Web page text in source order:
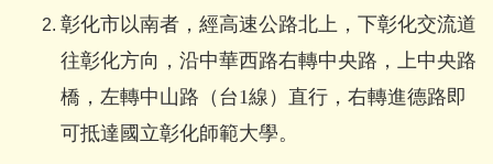
彰化市以南者，經高速公路北上，下彰化交流道
往彰化方向，沿中華西路右轉中央路，上中央路
橋，左轉中山路（台1線）直行，右轉進德路即
可抵達國立彰化師範大學。